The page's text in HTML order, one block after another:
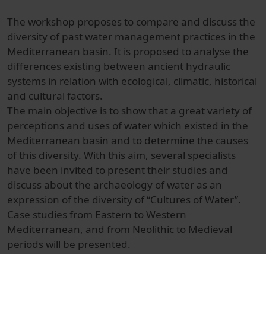
The workshop proposes to compare and discuss the
diversity of past water management practices in the
Mediterranean basin. It is proposed to analyse the
differences existing between ancient hydraulic
systems in relation with ecological, climatic, historical
and cultural factors.
The main objective is to show that a great variety of
perceptions and uses of water which existed in the
Mediterranean basin and to determine the causes
of this diversity. With this aim, several specialists
have been invited to present their studies and
discuss about the archaeology of water as an
expression of the diversity of “Cultures of Water”.
Case studies from Eastern to Western
Mediterranean, and from Neolithic to Medieval
periods will be presented.